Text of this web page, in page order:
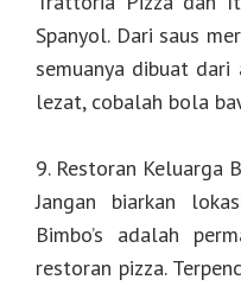
Spanyol. Dari saus
semuanya dibuat dari
lezat, cobalah bola
9. Restoran Keluarga
Jangan biarkan
Bimbo’s adalah
restoran pizza.